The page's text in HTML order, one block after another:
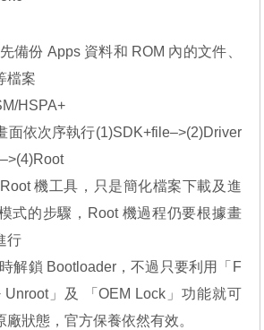
備份 Apps 資料和 ROM 內的文件、
檔案
HSPA+
面依次序執行(1)SDK+file–>(2)Driver
機工具，只是簡化檔案下載及進
式的步驟，Root 機過程仍要根據畫
行
解鎖 Bootloader，不過只要利用「F
Unroot」及 「OEM Lock」功能就可
廠狀態，官方保養依然有效。